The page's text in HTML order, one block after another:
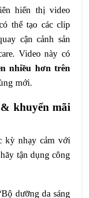
hiển thị video
thể tạo các clip
cận cảnh sản
Video này có
nhiều hơn trên
mới.
khuyến mãi
kỳ nhạy cảm với
tận dụng công
dưỡng da sáng